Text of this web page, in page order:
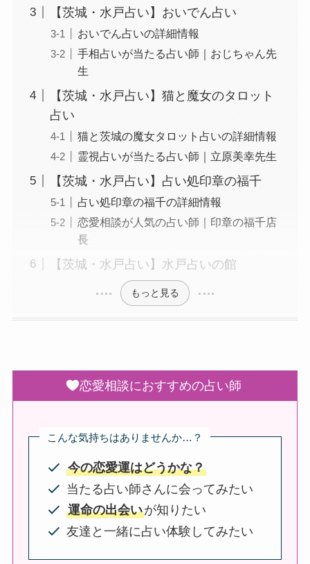
【茨城・水戸占い】おいでん占い
おいでん占いの詳細情報
手相占いが当たる占い師｜おじちゃん先
生
【茨城・水戸占い】猫と魔女のタロット
占い
猫と茨城の魔女タロット占いの詳細情報
霊視占いが当たる占い師｜立原美幸先生
【茨城・水戸占い】占い処印章の福千
占い処印章の福千の詳細情報
恋愛相談が人気の占い師｜印章の福千店
長
【茨城・水戸占い】水戸占いの館
もっと見る
恋愛相談におすすめの占い師
こんな気持ちはありませんか…？
今の恋愛運はどうかな？
当たる占い師さんに会ってみたい
運命の出会いが知りたい
友達と一緒に占い体験してみたい